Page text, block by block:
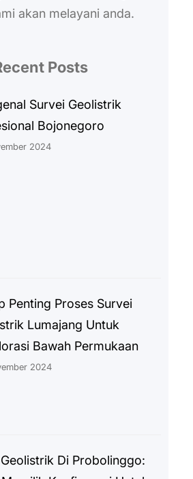
akan melayani anda.
Posts
Survei Geolistrik
Bojonegoro
2024
Penting Proses Survei
Lumajang Untuk
Bawah Permukaan
2024
Di Probolinggo: